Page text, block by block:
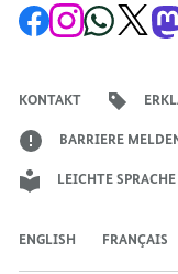
Zur
Facebook-
Zum
Instagram-
Zum
X-
KONTAKT
BARRIERE
LEICHTE SPRACHE
ENGLISH FRANÇAIS